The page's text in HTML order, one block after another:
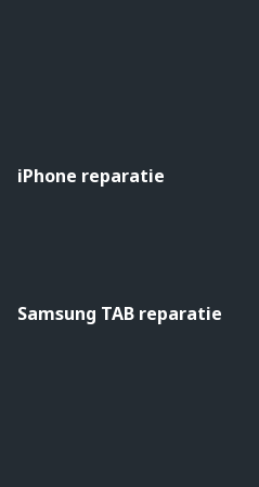
iPhone reparatie
Samsung TAB reparatie